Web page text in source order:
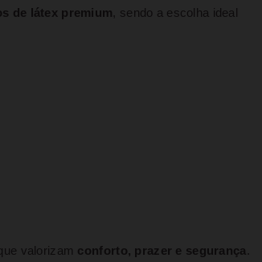
de látex premium, sendo a escolha ideal
valorizam conforto, prazer e segurança